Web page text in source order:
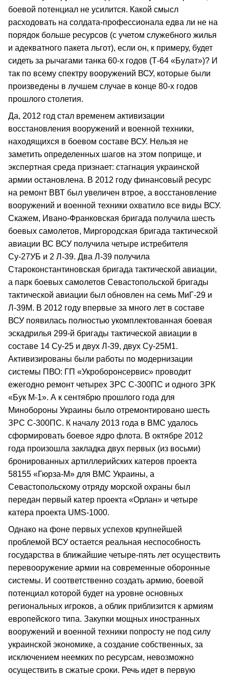
боевой потенциал не усилится. Какой смысл
расходовать на солдата-профессионала едва ли не на
порядок больше ресурсов (с учетом служебного жилья
и адекватного пакета льгот), если он, к примеру, будет
сидеть за рычагами танка 60-х годов (Т-64 «Булат»)? И
так по всему спектру вооружений ВСУ, которые были
произведены в лучшем случае в конце 80-х годов
прошлого столетия.
Да, 2012 год стал временем активизации
восстановления вооружений и военной техники,
находящихся в боевом составе ВСУ. Нельзя не
заметить определенных шагов на этом поприще, и
экспертная среда признает: стагнация украинской
армии остановлена. В 2012 году финансовый ресурс
на ремонт ВВТ был увеличен втрое, а восстановление
вооружений и военной техники охватило все виды ВСУ.
Скажем, Ивано-Франковская бригада получила шесть
боевых самолетов, Миргородская бригада тактической
авиации ВС ВСУ получила четыре истребителя
Су-27УБ и 2 Л-39. Два Л-39 получила
Староконстантиновская бригада тактической авиации,
а парк боевых самолетов Севастопольской бригады
тактической авиации был обновлен на семь МиГ-29 и
Л-39М. В 2012 году впервые за много лет в составе
ВСУ появилась полностью укомплектованная боевая
эскадрилья 299-й бригады тактической авиации в
составе 14 Су-25 и двух Л-39, двух Су-25М1.
Активизированы были работы по модернизации
системы ПВО: ГП «Укроборонсервис» проводит
ежегодно ремонт четырех ЗРС С-300ПС и одного ЗРК
«Бук М-1». А к сентябрю прошлого года для
Минобороны Украины было отремонтировано шесть
ЗРС С-300ПС. К началу 2013 года в ВМС удалось
сформировать боевое ядро флота. В октябре 2012
года произошла закладка двух первых (из восьми)
бронированных артиллерийских катеров проекта
58155 «Гюрза-М» для ВМС Украины, а
Севастопольскому отряду морской охраны был
передан первый катер проекта «Орлан» и четыре
катера проекта UMS-1000.
Однако на фоне первых успехов крупнейшей
проблемой ВСУ остается реальная неспособность
государства в ближайшие четыре-пять лет осуществить
перевооружение армии на современные оборонные
системы. И соответственно создать армию, боевой
потенциал которой будет на уровне основных
региональных игроков, а облик приблизится к армиям
европейского типа. Закупки мощных иностранных
вооружений и военной техники попросту не под силу
украинской экономике, а создание собственных, за
исключением неемких по ресурсам, невозможно
осуществить в сжатые сроки. Речь идет в первую